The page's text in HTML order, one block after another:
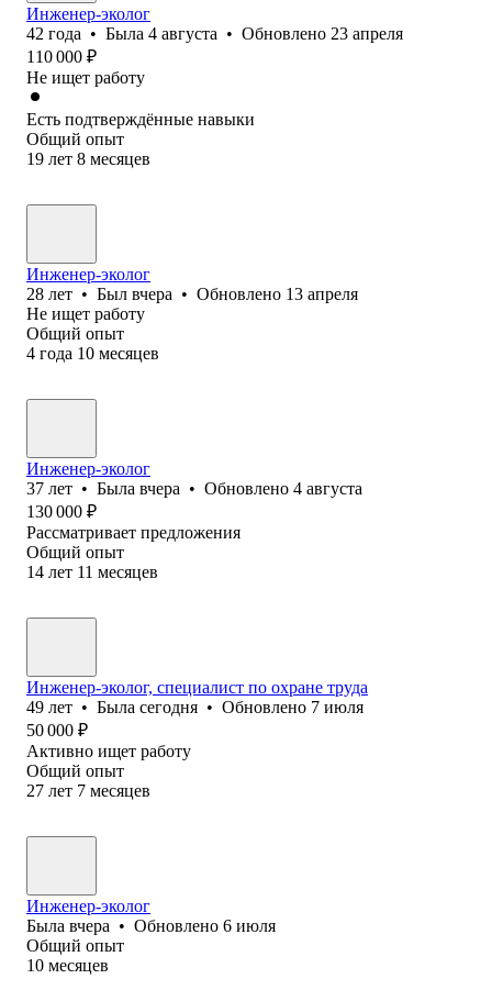
Инженер-эколог
42 года • Была 4 августа • Обновлено 23 апреля
110 000 ₽
Не ищет работу
Есть подтверждённые навыки
Общий опыт
19 лет 8 месяцев
Инженер-эколог
28 лет • Был вчера • Обновлено 13 апреля
Не ищет работу
Общий опыт
4 года 10 месяцев
Инженер-эколог
37 лет • Была вчера • Обновлено 4 августа
130 000 ₽
Рассматривает предложения
Общий опыт
14 лет 11 месяцев
Инженер-эколог, специалист по охране труда
49 лет • Была сегодня • Обновлено 7 июля
50 000 ₽
Активно ищет работу
Общий опыт
27 лет 7 месяцев
Инженер-эколог
Была вчера • Обновлено 6 июля
Общий опыт
10 месяцев